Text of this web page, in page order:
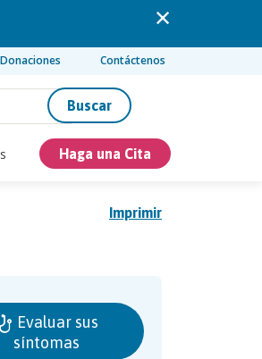
Donaciones Contáctenos
Buscar
Haga una Cita
Imprimir
Evaluar sus
síntomas